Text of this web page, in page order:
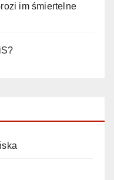
im śmiertelne